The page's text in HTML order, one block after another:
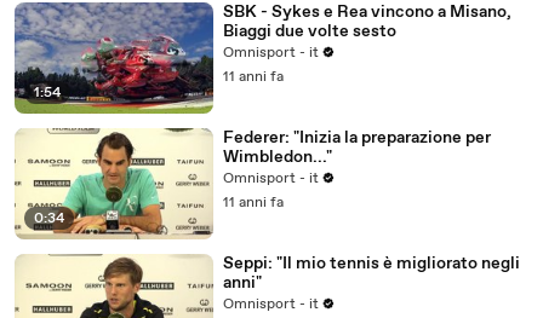
1:54
SBK - Sykes e Rea vincono a Misano,
Biaggi due volte sesto
Omnisport - it
11 anni fa
0:34
Federer: "Inizia la preparazione per
Wimbledon..."
Omnisport - it
11 anni fa
Seppi: "Il mio tennis è migliorato negli
anni"
Omnisport - it